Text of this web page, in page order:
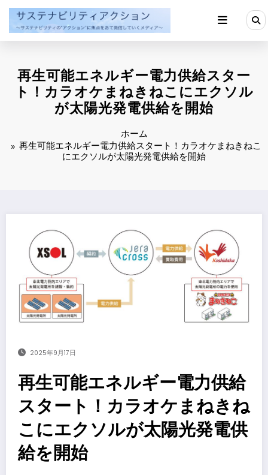
ン
再生可能エネルギー電力供給スター
ト！カラオケまねきねこにエクソル
が太陽光発電供給を開始
ホーム
再生可能エネルギー電力供給スタート！カラオケまねきねこ
にエクソルが太陽光発電供給を開始
2025年9月17日
再生可能エネルギー電力供給
スタート！カラオケまねきね
こにエクソルが太陽光発電供
給を開始